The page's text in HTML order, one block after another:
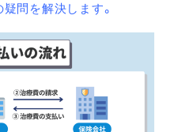
問を解決します。